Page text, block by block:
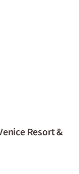
Resort &